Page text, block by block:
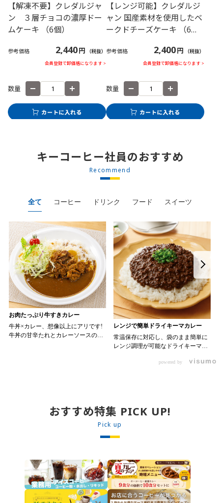
【解凍不要】クレダルジャ
ン ３層チョコの濃厚ドー
ムケーキ （6個）
参考価格 2,440円 （税抜）
会員登録で卸価格になります >
数量
【レンジ可能】クレダルジ
ャン 国産素材を使用したベ
ークドチーズケーキ （6
参考価格 2,400円 （税抜）
会員登録で卸価格になります >
数量
キーコーヒー社員のおすすめ
Recommend
全て コーヒー ドリンク フード スイーツ
お肉たっぷり牛すきカレー
牛丼×カレー、想像以上にアリです!
牛丼の甘辛たれとカレーソースのス
丼の素を中央にのせます。 3. 手前
からカレーソースをかけ、サラダを
盛りつけます。 ※牛丼の素のたれを
レンジで簡単ドライキーマカレー
常温保存に対応し、袋のまま簡単に
レンジ調理が可能なドライキーマカ
オリジナルメニューにアレンジも可
powered by
おすすめ特集 PICK UP!
Pick up